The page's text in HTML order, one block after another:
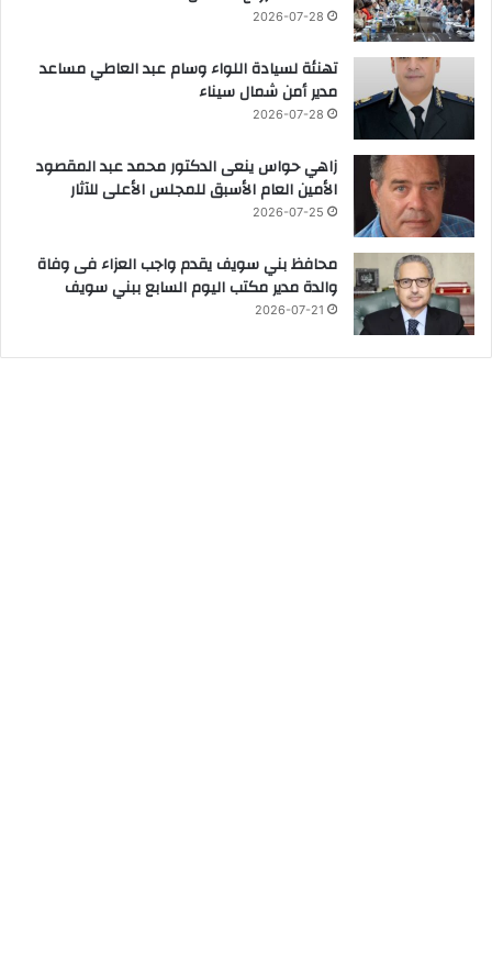
2026-07-28
تهنئة لسيادة اللواء وسام عبد العاطي مساعد
مدير أمن شمال سيناء
2026-07-28
زاهي حواس ينعى الدكتور محمد عبد المقصود
الأمين العام الأسبق للمجلس الأعلى للآثار
2026-07-25
محافظ بني سويف يقدم واجب العزاء فى وفاة
والدة مدير مكتب اليوم السابع ببني سويف
2026-07-21